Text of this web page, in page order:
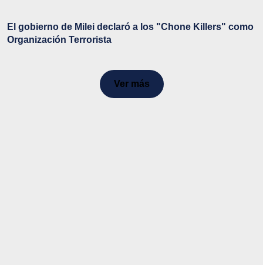
El gobierno de Milei declaró a los "Chone Killers" como
Organización Terrorista
Ver más